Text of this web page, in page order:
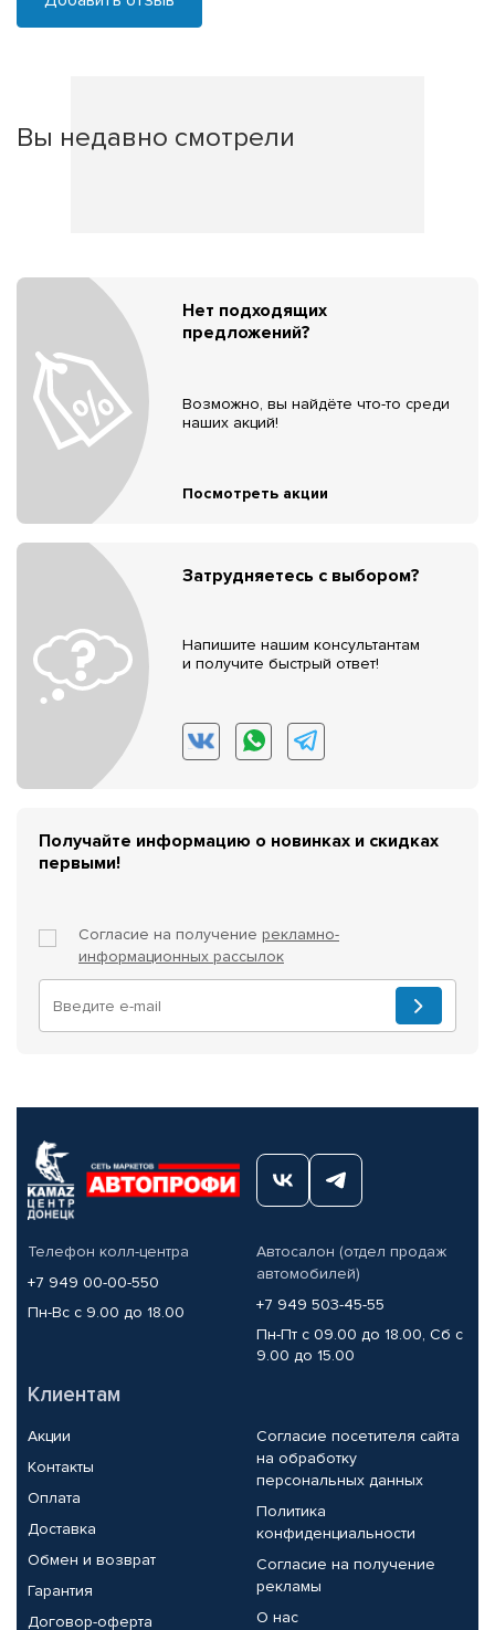
Вы недавно смотрели
Нет подходящих
предложений?
Возможно, вы найдёте что-то среди
наших акций!
Посмотреть акции
Затрудняетесь с выбором?
Напишите нашим консультантам
и получите быстрый ответ!
Получайте информацию о новинках и скидках
первыми!
Согласие на получение рекламно-
информационных рассылок
Телефон колл-центра
+7 949 00-00-550
Пн-Вс с 9.00 до 18.00
Автосалон (отдел продаж
автомобилей)
+7 949 503-45-55
Пн-Пт с 09.00 до 18.00, Сб с
9.00 до 15.00
Клиентам
Акции
Контакты
Оплата
Доставка
Обмен и возврат
Гарантия
Договор-оферта
Согласие посетителя сайта
на обработку
персональных данных
Политика
конфиденциальности
Согласие на получение
рекламы
О нас